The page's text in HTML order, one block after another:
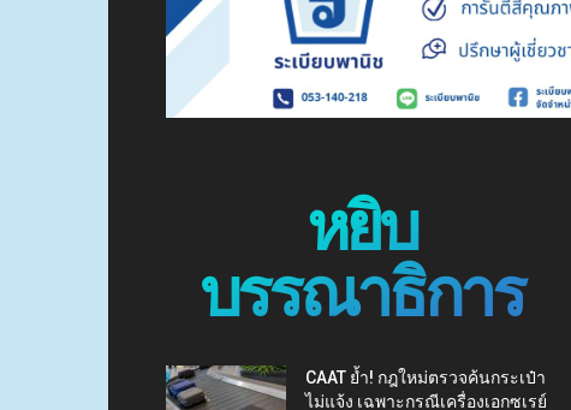
หยิบ
บรรณาธิการ
CAAT ย้ำ! กฎใหม่ตรวจค้นกระเป๋า
ไม่แจ้ง เฉพาะกรณีเครื่องเอกซเรย์